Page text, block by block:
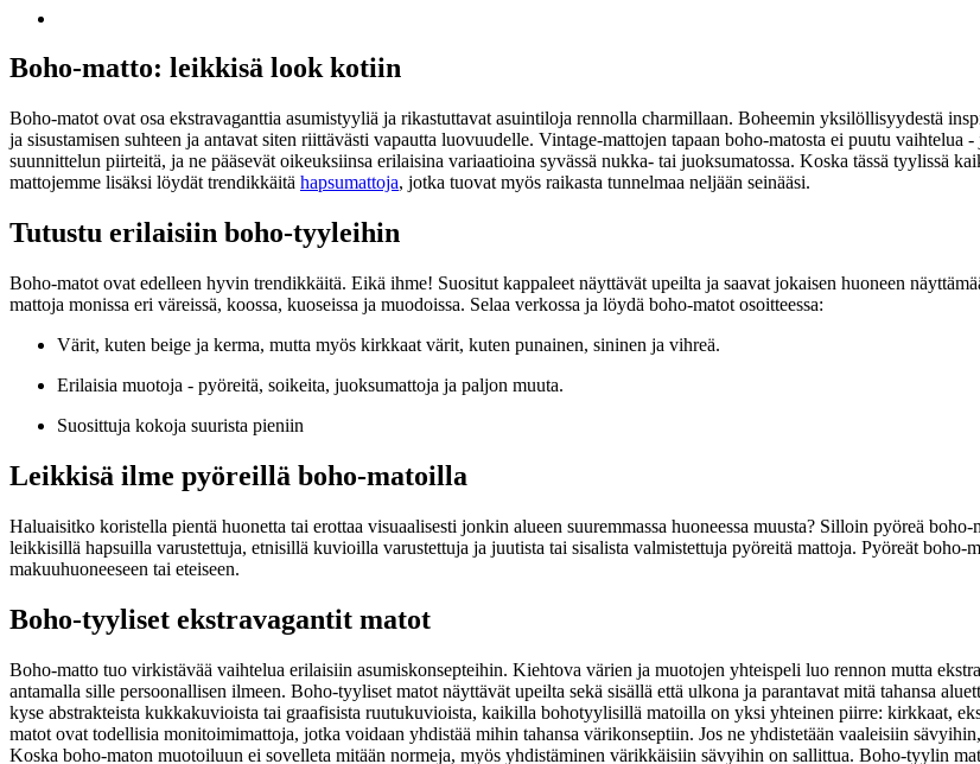
Boho-matto: leikkisä look kotiin
Boho-matot ovat osa ekstravaganttia asumistyyliä ja rikastuttavat asuintiloja rennolla charmillaan. Boheemin yksilöllisyydestä
ja sisustamisen suhteen ja antavat siten riittävästi vapautta luovuudelle. Vintage-mattojen tapaan boho-matosta ei puutu
suunnittelun piirteitä, ja ne pääsevät oikeuksiinsa erilaisina variaatioina syvässä nukka- tai juoksumatossa. Koska tässä tyylissä
mattojemme lisäksi löydät trendikkäitä hapsumattoja, jotka tuovat myös raikasta tunnelmaa neljään seinääsi.
Tutustu erilaisiin boho-tyyleihin
Boho-matot ovat edelleen hyvin trendikkäitä. Eikä ihme! Suositut kappaleet näyttävät upeilta ja saavat jokaisen huoneen
mattoja monissa eri väreissä, koossa, kuoseissa ja muodoissa. Selaa verkossa ja löydä boho-matot osoitteessa:
Värit, kuten beige ja kerma, mutta myös kirkkaat värit, kuten punainen, sininen ja vihreä.
Erilaisia muotoja - pyöreitä, soikeita, juoksumattoja ja paljon muuta.
Suosittuja kokoja suurista pieniin
Leikkisä ilme pyöreillä boho-matoilla
Haluaisitko koristella pientä huonetta tai erottaa visuaalisesti jonkin alueen suuremmassa huoneessa muusta? Silloin pyöreä
leikkisillä hapsuilla varustettuja, etnisillä kuvioilla varustettuja ja juutista tai sisalista valmistettuja pyöreitä mattoja. Pyöreät boho-
makuuhuoneeseen tai eteiseen.
Boho-tyyliset ekstravagantit matot
Boho-matto tuo virkistävää vaihtelua erilaisiin asumiskonsepteihin. Kiehtova värien ja muotojen yhteispeli luo rennon mutta
antamalla sille persoonallisen ilmeen. Boho-tyyliset matot näyttävät upeilta sekä sisällä että ulkona ja parantavat mitä tahansa
kyse abstrakteista kukkakuvioista tai graafisista ruutukuvioista, kaikilla bohotyylisillä matoilla on yksi yhteinen piirre: kirkkaat,
matot ovat todellisia monitoimimattoja, jotka voidaan yhdistää mihin tahansa värikonseptiin. Jos ne yhdistetään vaaleisiin
Koska boho-maton muotoiluun ei sovelleta mitään normeja, myös yhdistäminen värikkäisiin sävyihin on sallittua. Boho-tyylin